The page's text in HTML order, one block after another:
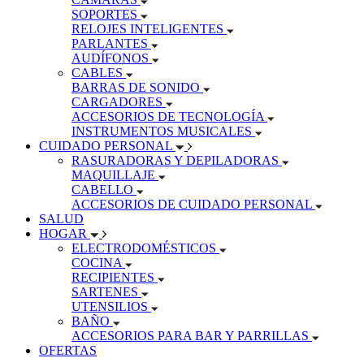
SOPORTES
RELOJES INTELIGENTES
PARLANTES
AUDÍFONOS
CABLES
BARRAS DE SONIDO
CARGADORES
ACCESORIOS DE TECNOLOGÍA
INSTRUMENTOS MUSICALES
CUIDADO PERSONAL
RASURADORAS Y DEPILADORAS
MAQUILLAJE
CABELLO
ACCESORIOS DE CUIDADO PERSONAL
SALUD
HOGAR
ELECTRODOMÉSTICOS
COCINA
RECIPIENTES
SARTENES
UTENSILIOS
BAÑO
ACCESORIOS PARA BAR Y PARRILLAS
OFERTAS